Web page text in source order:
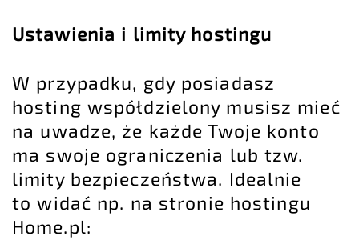
Ustawienia i limity hostingu
W przypadku, gdy posiadasz
hosting współdzielony musisz mieć
na uwadze, że każde Twoje konto
ma swoje ograniczenia lub tzw.
limity bezpieczeństwa. Idealnie
to widać np. na stronie hostingu
Home.pl: